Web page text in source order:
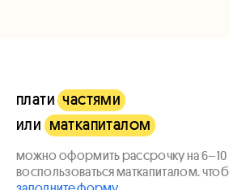
плати частями
или маткапиталом
можно оформить рассрочку на 6–10
воспользоваться маткапиталом.